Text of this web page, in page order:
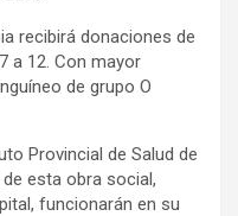
recibirá donaciones de
a 12. Con mayor
de grupo O
Provincial de Salud de
esta obra social,
funcionarán en su